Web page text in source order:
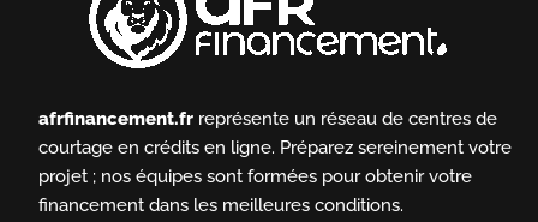
afrfinancement.fr représente un réseau de centres de
courtage en crédits en ligne. Préparez sereinement votre
projet ; nos équipes sont formées pour obtenir votre
financement dans les meilleures conditions.